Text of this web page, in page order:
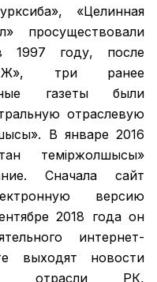
«Целинная
просуществовали
1997 году, после
три ранее
газеты были
отраслевую
В январе 2016
теміржолшысы»
Сначала сайт
версию
2018 года он
интернет-
выходят новости
отрасли РК,